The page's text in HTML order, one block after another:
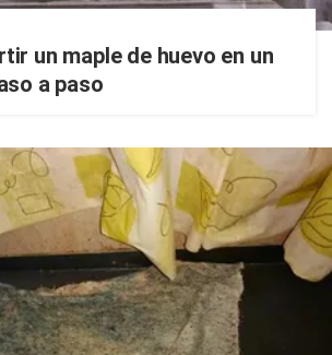
un maple de huevo en un
a paso